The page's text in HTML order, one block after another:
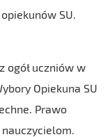
SU.
ogół uczniów w
Opiekuna SU
Prawo